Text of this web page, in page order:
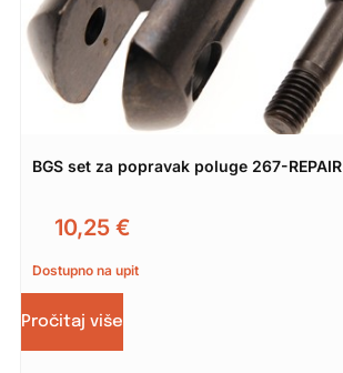
BGS set za popravak poluge 267-REPAIR
10,25 €
Dostupno na upit
Pročitaj više